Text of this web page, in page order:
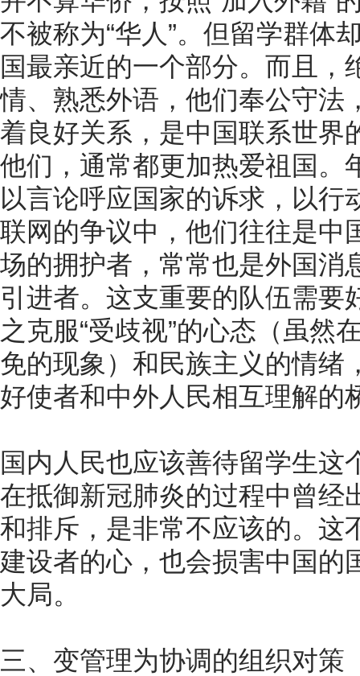
不被称为“华人”。但留学群体
国最亲近的一个部分。而且，
情、熟悉外语，他们奉公守法
着良好关系，是中国联系世界
他们，通常都更加热爱祖国。
以言论呼应国家的诉求，以行
联网的争议中，他们往往是中
场的拥护者，常常也是外国消
引进者。这支重要的队伍需要
之克服“受歧视”的心态（虽然
免的现象）和民族主义的情绪
好使者和中外人民相互理解的
国内人民也应该善待留学生这
在抵御新冠肺炎的过程中曾经
和排斥，是非常不应该的。这
建设者的心，也会损害中国的
大局。
三、变管理为协调的组织对策